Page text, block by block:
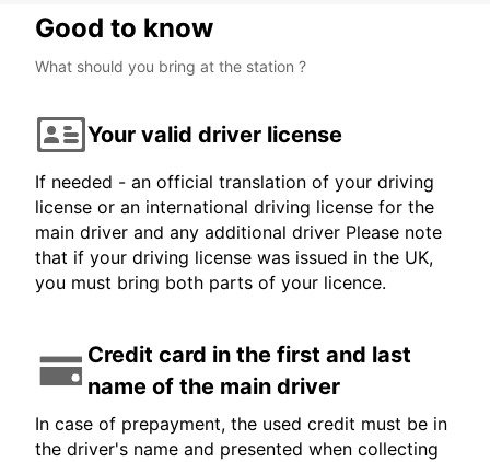
Good to know
What should you bring at the station ?
Your valid driver license
If needed - an official translation of your driving
license or an international driving license for the
main driver and any additional driver Please note
that if your driving license was issued in the UK,
you must bring both parts of your licence.
Credit card in the first and last
name of the main driver
In case of prepayment, the used credit must be in
the driver's name and presented when collecting